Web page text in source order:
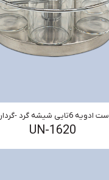
ست ادویه 6تایی شیشه گرد -گردان
UN-1620